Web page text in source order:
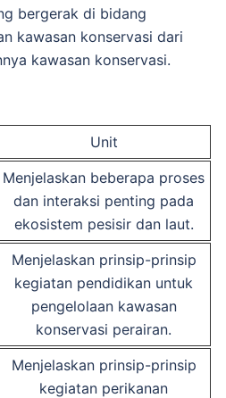
bergerak di bidang
kawasan konservasi dari
kawasan konservasi.
Unit
Menjelaskan beberapa proses
dan interaksi penting pada
ekosistem pesisir dan laut.
Menjelaskan prinsip-prinsip
kegiatan pendidikan untuk
pengelolaan kawasan
konservasi perairan.
Menjelaskan prinsip-prinsip
kegiatan perikanan